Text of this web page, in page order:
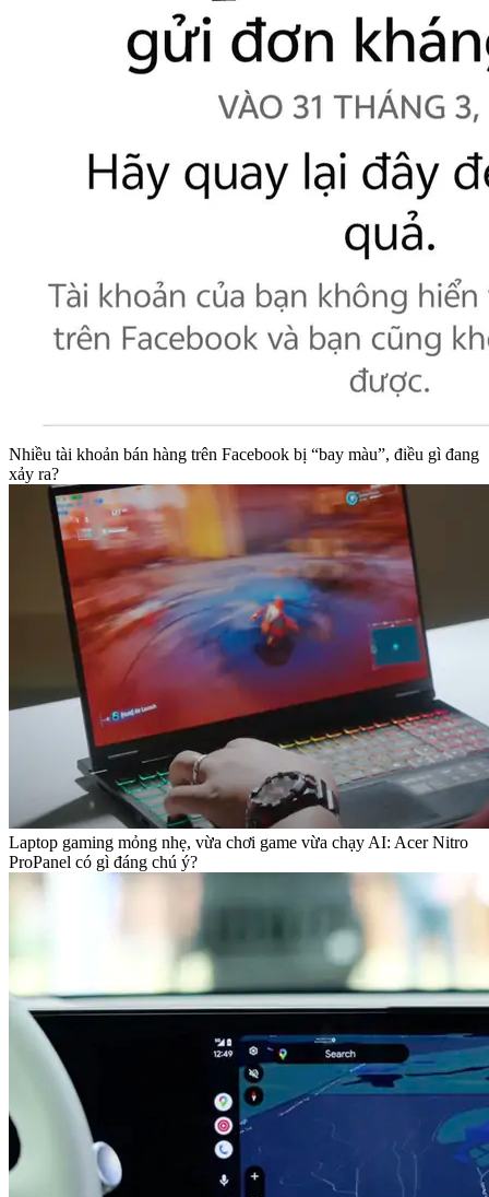
Nhiều tài khoản bán hàng trên Facebook bị “bay màu”, điều gì đang
xảy ra?
Laptop gaming mỏng nhẹ, vừa chơi game vừa chạy AI: Acer Nitro
ProPanel có gì đáng chú ý?